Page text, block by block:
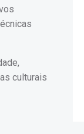
culturais